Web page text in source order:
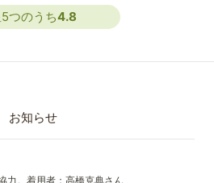
つのうち4.8
お知らせ
力。着用者：高橋克典さん